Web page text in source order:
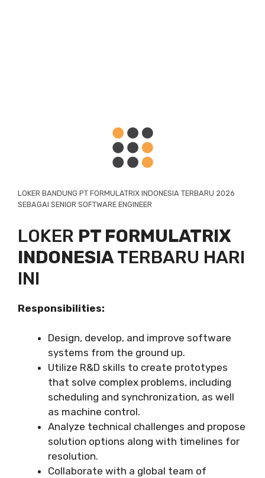
LOKER BANDUNG PT FORMULATRIX INDONESIA TERBARU 2026
SEBAGAI SENIOR SOFTWARE ENGINEER
LOKER PT FORMULATRIX
INDONESIATERBARU HARI
INI
Responsibilities:
Design, develop, and improve software
systems from the ground up.
Utilize R&D skills to create prototypes
that solve complex problems, including
scheduling and synchronization, as well
as machine control.
Analyze technical challenges and propose
solution options along with timelines for
resolution.
Collaborate with a global team of